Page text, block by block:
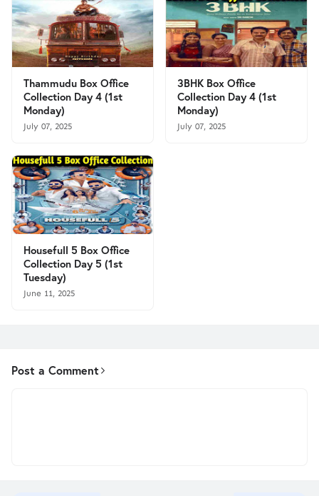
Thammudu Box Office
Collection Day 4 (1st
Monday)
July 07, 2025
3BHK Box Office
Collection Day 4 (1st
Monday)
July 07, 2025
Housefull 5 Box Office
Collection Day 5 (1st
Tuesday)
June 11, 2025
Post a Comment